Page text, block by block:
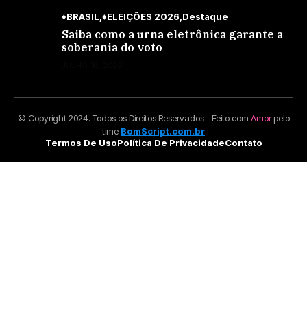
♦BRASIL ♦ELEIÇÕES 2026 Destaque
Saiba como a urna eletrônica garante a
soberania do voto
© Copyright 2024. Todos os Direitos Reservados - Feito com Amorpelo
time BomScript.com.br
Termos De UsoPolítica De PrivacidadeContato